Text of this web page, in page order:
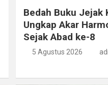
Bedah Buku Jejak
Ungkap Akar
Sejak Abad ke-8
5 Agustus 2026